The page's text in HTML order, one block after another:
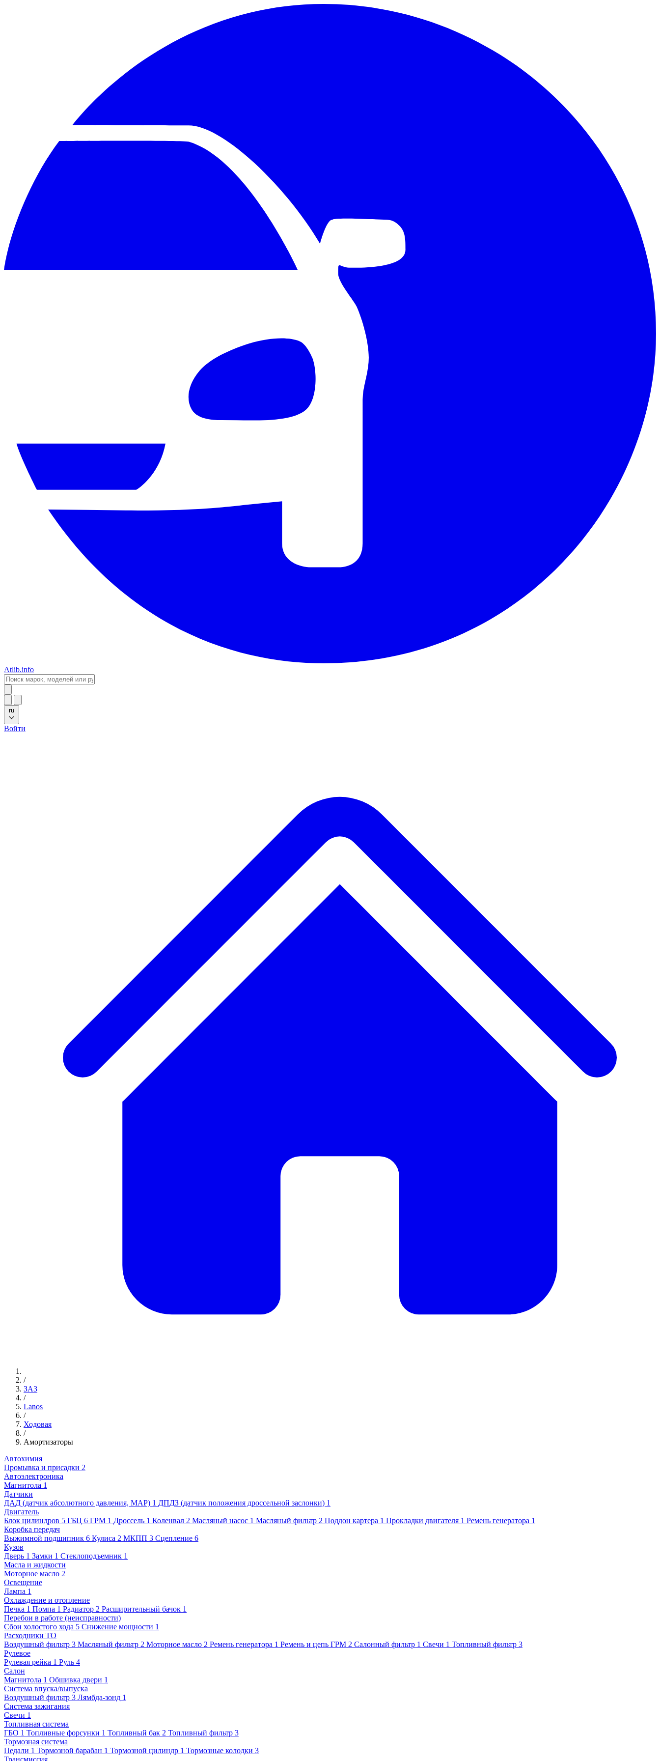
Atlib.info
ru
Войти
/
ЗАЗ
/
Lanos
/
Ходовая
/
Амортизаторы
Автохимия
Промывка и присадки 2
Автоэлектроника
Магнитола 1
Датчики
ДАД (датчик абсолютного давления, MAP) 1 ДПДЗ (датчик положения дроссельной заслонки) 1
Двигатель
Блок цилиндров 5 ГБЦ 6 ГРМ 1 Дроссель 1 Коленвал 2 Масляный насос 1 Масляный фильтр 2 Поддон картера 1 Прокладки двигателя 1 Ремень генератора 1
Коробка передач
Выжимной подшипник 6 Кулиса 2 МКПП 3 Сцепление 6
Кузов
Дверь 1 Замки 1 Стеклоподъемник 1
Масла и жидкости
Моторное масло 2
Освещение
Лампа 1
Охлаждение и отопление
Печка 1 Помпа 1 Радиатор 2 Расширительный бачок 1
Перебои в работе (неисправности)
Сбои холостого хода 5 Снижение мощности 1
Расходники ТО
Воздушный фильтр 3 Масляный фильтр 2 Моторное масло 2 Ремень генератора 1 Ремень и цепь ГРМ 2 Салонный фильтр 1 Свечи 1 Топливный фильтр 3
Рулевое
Рулевая рейка 1 Руль 4
Салон
Магнитола 1 Обшивка двери 1
Система впуска/выпуска
Воздушный фильтр 3 Лямбда-зонд 1
Система зажигания
Свечи 1
Топливная система
ГБО 1 Топливные форсунки 1 Топливный бак 2 Топливный фильтр 3
Тормозная система
Педали 1 Тормозной барабан 1 Тормозной цилиндр 1 Тормозные колодки 3
Трансмиссия